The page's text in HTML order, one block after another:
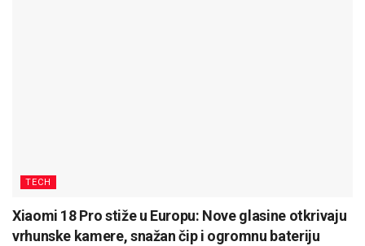
TECH
Xiaomi 18 Pro stiže u Europu: Nove glasine otkrivaju
vrhunske kamere, snažan čip i ogromnu bateriju